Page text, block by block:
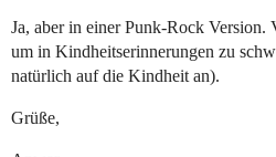
Ja, aber in einer Punk-Rock Version.
um in Kindheitserinnerungen zu
natürlich auf die Kindheit an).
Grüße,